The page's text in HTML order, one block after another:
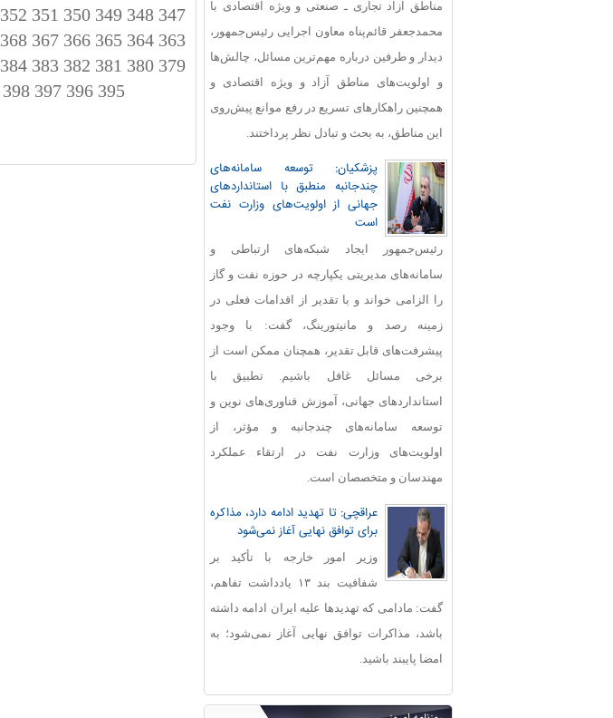
مناطق آزاد تجاری ـ صنعتی و ویژه اقتصادی با
محمدجعفر قائم‌پناه معاون اجرایی رئیس‌جمهور،
دیدار و طرفین درباره مهم‌ترین مسائل، چالش‌ها
و اولویت‌های مناطق آزاد و ویژه اقتصادی و
همچنین راهکارهای تسریع در رفع موانع پیش‌روی
این مناطق، به بحث و تبادل نظر پرداختند.
پزشکیان: توسعه سامانه‌های
چندجانبه منطبق با استانداردهای
جهانی از اولویت‌های وزارت نفت
است
رئیس‌جمهور ایجاد شبکه‌های ارتباطی و
سامانه‌های مدیریتی یکپارچه در حوزه نفت و گاز
را الزامی خواند و با تقدیر از اقدامات فعلی در
زمینه رصد و مانیتورینگ، گفت: با وجود
پیشرفت‌های قابل‌ تقدیر، همچنان ممکن است از
برخی مسائل غافل باشیم. تطبیق با
استانداردهای جهانی، آموزش فناوری‌های نوین و
توسعه سامانه‌های چندجانبه و مؤثر، از
اولویت‌های وزارت نفت در ارتقاء عملکرد
مهندسان و متخصصان است.
عراقچی: تا تهدید ادامه دارد، مذاکره
برای توافق نهایی آغاز نمی‌شود
وزیر امور خارجه با تأکید بر
شفافیت بند ۱۳ یادداشت تفاهم،
گفت: مادامی که تهدیدها علیه ایران ادامه داشته
باشد، مذاکرات توافق نهایی آغاز نمی‌شود؛ به
امضا پایبند باشید.
347
348
349
350
351
352
363
364
365
366
367
368
379
380
381
382
383
384
395
396
397
398